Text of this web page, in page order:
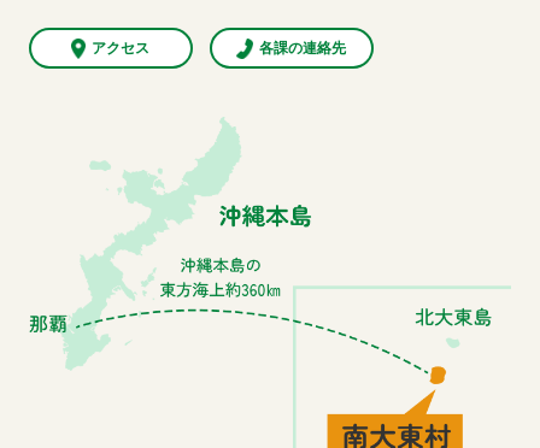
アクセス 各課の連絡先